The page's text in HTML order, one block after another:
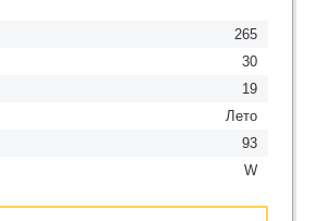
265
30
19
Лето
93
W